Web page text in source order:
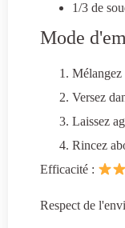
1/3 de
Mode
Mélangez
Versez
Laissez
Rincez
Efficacité :
Respect de